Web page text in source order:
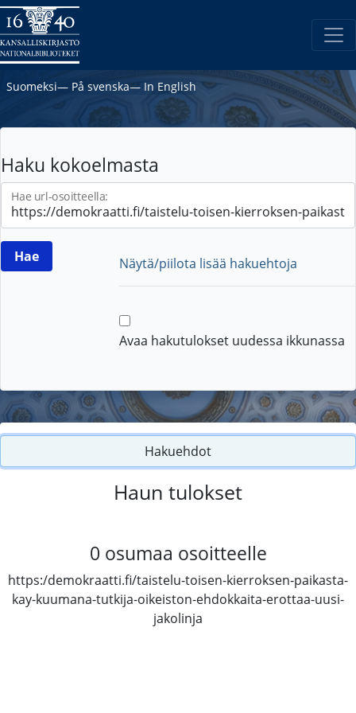
Suomeksi― På svenska― In English
Haku kokoelmasta
Hae url-osoitteella:
Näytä/piilota lisää hakuehtoja
Avaa hakutulokset uudessa ikkunassa
Hakuehdot
Haun tulokset
0 osumaa osoitteelle
https:/demokraatti.fi/taistelu-toisen-kierroksen-paikasta-
kay-kuumana-tutkija-oikeiston-ehdokkaita-erottaa-uusi-
jakolinja